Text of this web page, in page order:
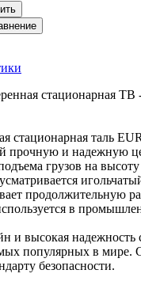
стационарная ТВ
стационарная таль
прочную и надежную
грузов на
продолжительную
в
и высокая надежность
популярных в мире.
безопасности.